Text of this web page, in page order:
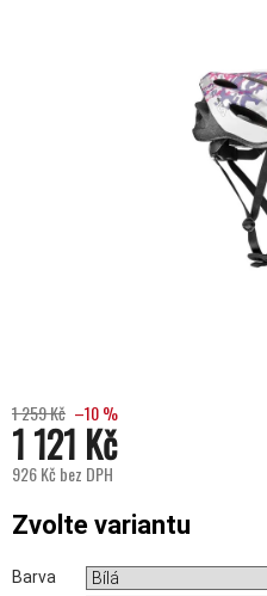
1 259 Kč –10 %
1 121 Kč
926 Kč bez DPH
Zvolte variantu
Barva